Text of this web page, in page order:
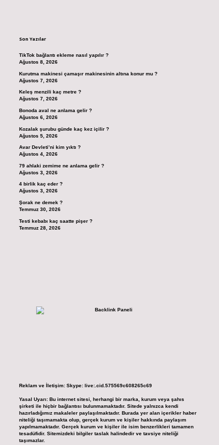
Son Yazılar
TikTok bağlantı ekleme nasıl yapılır ?
Ağustos 8, 2026
Kurutma makinesi çamaşır makinesinin altına konur mu ?
Ağustos 7, 2026
Keleş menzili kaç metre ?
Ağustos 7, 2026
Bonoda aval ne anlama gelir ?
Ağustos 6, 2026
Kozalak şurubu günde kaç kez içilir ?
Ağustos 5, 2026
Avar Devleti’ni kim yıktı ?
Ağustos 4, 2026
79 ahlaki zemime ne anlama gelir ?
Ağustos 3, 2026
4 birlik kaç eder ?
Ağustos 3, 2026
Şorak ne demek ?
Temmuz 30, 2026
Testi kebabı kaç saatte pişer ?
Temmuz 28, 2026
Reklam ve İletişim: Skype: live:.cid.575569c608265c69
Yasal Uyarı: Bu internet sitesi, herhangi bir marka, kurum veya şahıs
şirketi ile hiçbir bağlantısı bulunmamaktadır. Sitede yalnızca kendi
hazırladığımız makaleler paylaşılmaktadır. Burada yer alan içerikler haber
niteliği taşımamakta olup, gerçek kurum ve kişiler hakkında paylaşım
yapılmamaktadır. Gerçek kurum ve kişiler ile isim benzerlikleri tamamen
tesadüfidir. Sitemizdeki bilgiler taslak halindedir ve tavsiye niteliği
taşımazlar.